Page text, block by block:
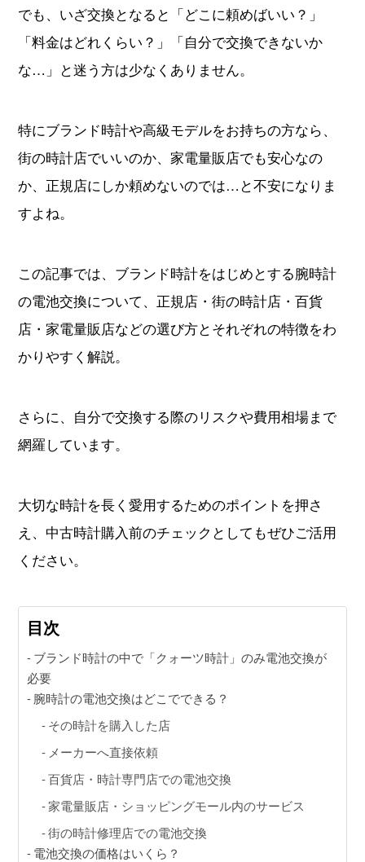
すべてのブランドから探す
新着記事
ブランド別定価表
人気ランキング
監修者一覧
SNS
GINZA RASINオンラインショップ
GINZA RASIN買取サイト
GINZA RASIN店舗情報
でも、いざ交換となると「どこに頼めばいい？」
「料金はどれくらい？」「自分で交換できないか
な…」と迷う方は少なくありません。
特にブランド時計や高級モデルをお持ちの方なら、
街の時計店でいいのか、家電量販店でも安心なの
か、正規店にしか頼めないのでは…と不安になりま
すよね。
この記事では、ブランド時計をはじめとする腕時計
の電池交換について、正規店・街の時計店・百貨
店・家電量販店などの選び方とそれぞれの特徴をわ
かりやすく解説。
さらに、自分で交換する際のリスクや費用相場まで
網羅しています。
大切な時計を長く愛用するためのポイントを押さ
え、中古時計購入前のチェックとしてもぜひご活用
ください。
目次
ブランド時計の中で「クォーツ時計」のみ電池交換が
必要
腕時計の電池交換はどこでできる？
その時計を購入した店
メーカーへ直接依頼
百貨店・時計専門店での電池交換
家電量販店・ショッピングモール内のサービス
街の時計修理店での電池交換
電池交換の価格はいくら？